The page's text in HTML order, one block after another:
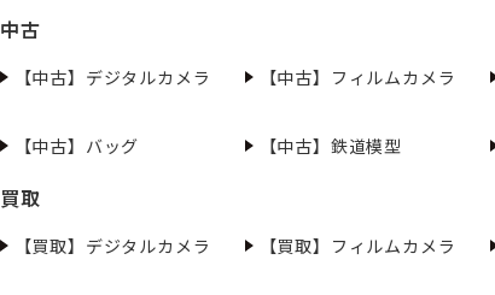
中古
【中古】デジタルカメラ 【中古】フィルムカメラ
【中古】バッグ 【中古】鉄道模型
買取
【買取】デジタルカメラ 【買取】フィルムカメラ